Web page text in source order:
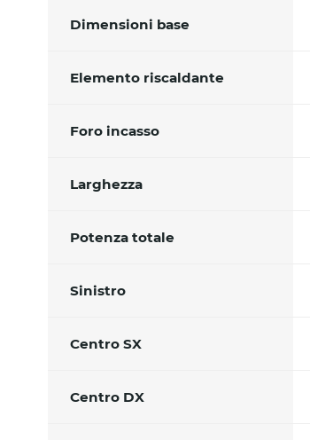
Dimensioni base
Elemento riscaldante
Foro incasso
Larghezza
Potenza totale
Sinistro
Centro SX
Centro DX